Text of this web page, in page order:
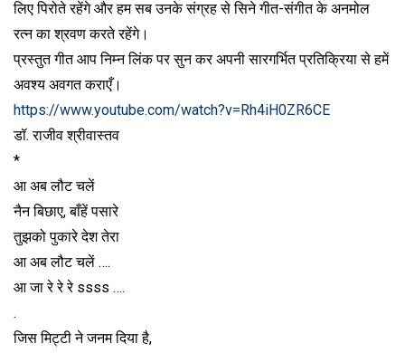
लिए पिरोते रहेंगे और हम सब उनके संग्रह से सिने गीत-संगीत के अनमोल
रत्न का श्रवण करते रहेंगे।
प्रस्तुत गीत आप निम्न लिंक पर सुन कर अपनी सारगर्भित प्रतिक्रिया से हमें
अवश्य अवगत कराएँ।
https://www.youtube.com/watch?v=Rh4iH0ZR6CE
डॉ. राजीव श्रीवास्तव
*
आ अब लौट चलें
नैन बिछाए, बाँहें पसारे
तुझको पुकारे देश तेरा
आ अब लौट चलें ….
आ जा रे रे रे ssss ….
.
जिस मिट्टी ने जनम दिया है,